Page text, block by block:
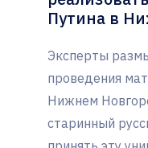
Путина в
Эксперты
проведения
Нижнем
старинный